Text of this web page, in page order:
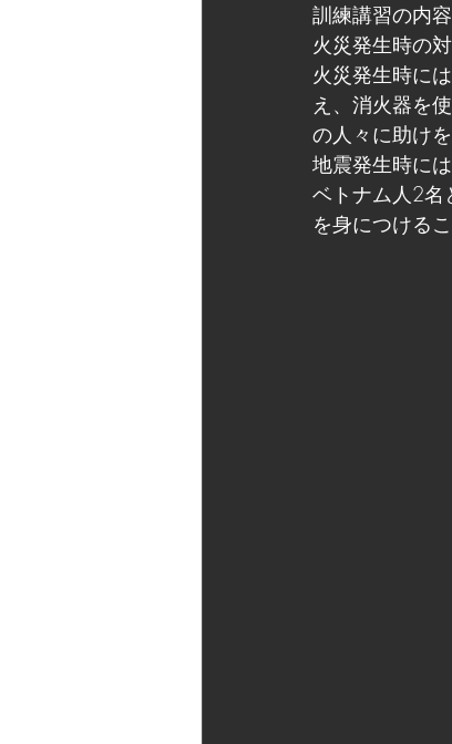
訓練講習の内
火災発生時の
火災発生時に
え、消火器を
の人々に助けを
地震発生時に
ベトナム人2名
を身につける